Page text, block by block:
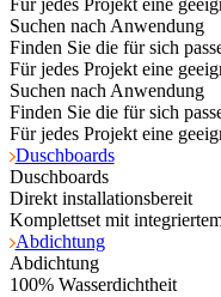
Suchen nach Anwendung
Finden Sie die für sich
Für jedes Projekt eine
Suchen nach Anwendung
Finden Sie die für sich
Für jedes Projekt eine
Duschboards
Duschboards
Direkt installationsbereit
Komplettset mit
Abdichtung
Abdichtung
100% Wasserdichtheit